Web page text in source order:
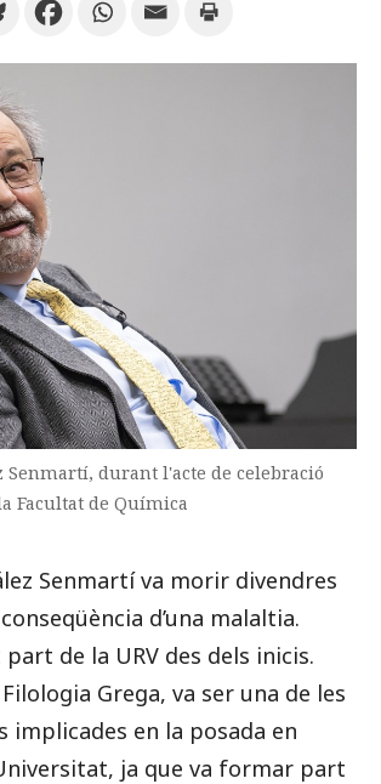
als butlletins de la URV
Senmartí, durant l'acte de celebració
Facultat de Química
Senmartí va morir divendres
d’una malaltia.
de la URV des dels inicis.
Grega, va ser una de les
implicades en la posada en
ja que va formar part